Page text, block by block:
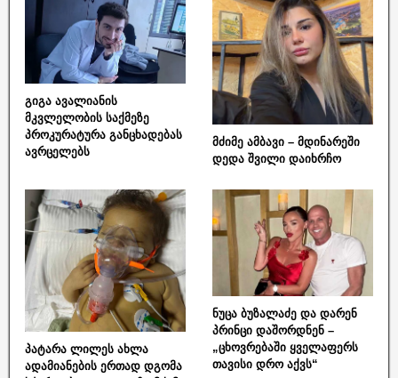
გიგა ავალიანის
მკვლელობის საქმეზე
პროკურატურა განცხადებას
ავრცელებს
მძიმე ამბავი – მდინარეში
დედა შვილი დაიხრჩო
პატარა ლილეს ახლა
ადამიანების ერთად დგომა
ნუცა ბუზალაძე და დარენ
პრინცი დაშორდნენ –
„ცხოვრებაში ყველაფერს
თავისი დრო აქვს“